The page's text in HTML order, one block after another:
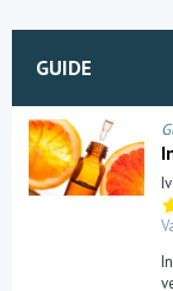
GUIDE